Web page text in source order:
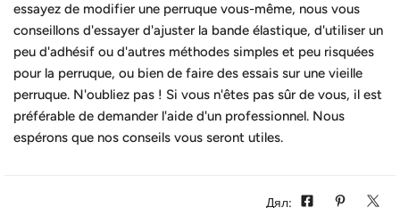
essayez de modifier une perruque vous-même, nous vous
conseillons d'essayer d'ajuster la bande élastique, d'utiliser un
peu d'adhésif ou d'autres méthodes simples et peu risquées
pour la perruque, ou bien de faire des essais sur une vieille
perruque. N'oubliez pas ! Si vous n'êtes pas sûr de vous, il est
préférable de demander l'aide d'un professionnel. Nous
espérons que nos conseils vous seront utiles.
Дял: